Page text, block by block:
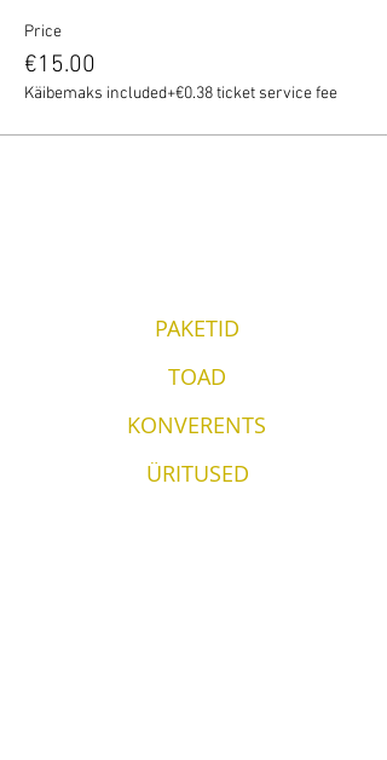
Price
€15.00
Käibemaks included+€0.38 ticket service fee
PAKETID
TOAD
KONVERENTS
ÜRITUSED